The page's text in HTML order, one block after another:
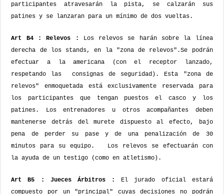
participantes atravesarán la pista, se calzarán sus
patines y se lanzaran para un mínimo de dos vueltas.
Art B4 : Relevos :
Los relevos se harán sobre la línea
derecha de los stands, en la "zona de relevos".Se podrán
efectuar a la americana (con el receptor lanzado,
respetando las
consignas de seguridad). Esta "zona de
relevos" enmoquetada está exclusivamente reservada para
los participantes que tengan puestos el casco y los
patines. Los entrenadores u otros acompañantes deben
mantenerse detrás del murete dispuesto al efecto, bajo
pena de perder su pase y de una penalización de 30
minutos para su equipo.
Los relevos se efectuarán con
la ayuda de un testigo (como en atletismo).
Art B5 : Jueces Árbitros :
El jurado oficial estará
compuesto por un "principal" cuyas decisiones no podrán